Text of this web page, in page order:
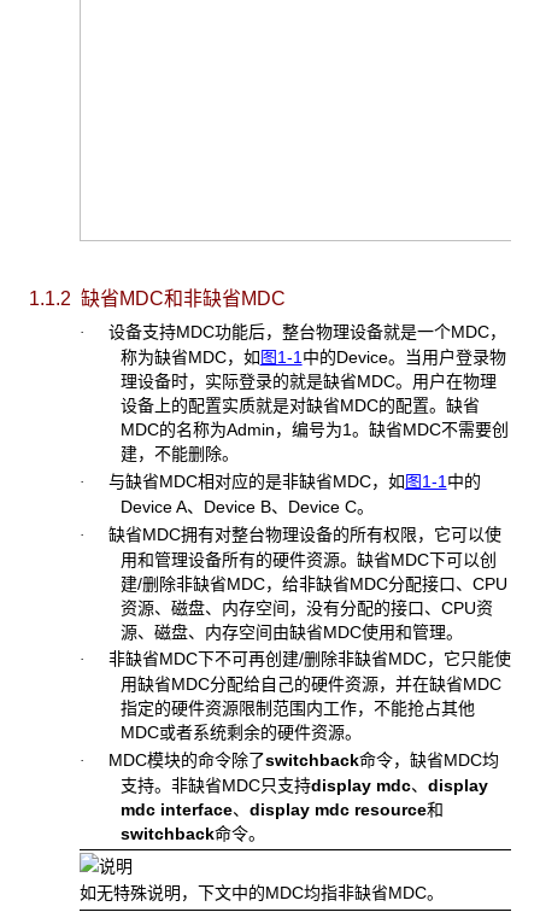
1.1.2 缺省MDC和非缺省MDC
· 设备支持MDC功能后，整台物理设备就是一个MDC，
称为缺省MDC，如图1-1中的Device。当用户登录物
理设备时，实际登录的就是缺省MDC。用户在物理
设备上的配置实质就是对缺省MDC的配置。缺省
MDC的名称为Admin，编号为1。缺省MDC不需要创
建，不能删除。
· 与缺省MDC相对应的是非缺省MDC，如图1-1 中的
Device A、Device B、Device C。
· 缺省MDC拥有对整台物理设备的所有权限，它可以使
用和管理设备所有的硬件资源。缺省MDC下可以创
建/删除非缺省MDC，给非缺省MDC分配接口、CPU
资源、磁盘、内存空间，没有分配的接口、CPU资
源、磁盘、内存空间由缺省MDC使用和管理。
· 非缺省MDC下不可再创建/删除非缺省MDC，它只能使
用缺省MDC分配给自己的硬件资源，并在缺省MDC
指定的硬件资源限制范围内工作，不能抢占其他
MDC或者系统剩余的硬件资源。
· MDC模块的命令除了switchback命令，缺省MDC均
支持。非缺省MDC只支持display mdc、 display
mdc interface、 display mdc resource和
switchback命令。
如无特殊说明，下文中的MDC均指非缺省MDC。